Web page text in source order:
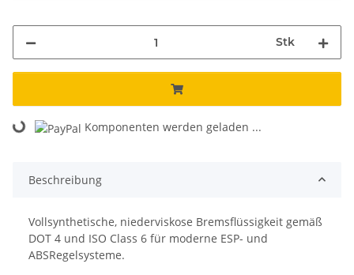
Stk
Loading... Komponenten werden geladen ...
Beschreibung
Vollsynthetische, niederviskose Bremsflüssigkeit gemäß
DOT 4 und ISO Class 6 für moderne ESP- und
ABSRegelsysteme.